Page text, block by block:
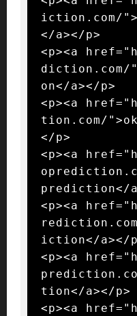
iction.com/
</a></p>
<p><a
on</a></p>
<p><a
tion.com/
</p>
<p><a
prediction</
<p><a
iction</a></
<p><a
tion</a></p>
<p><a